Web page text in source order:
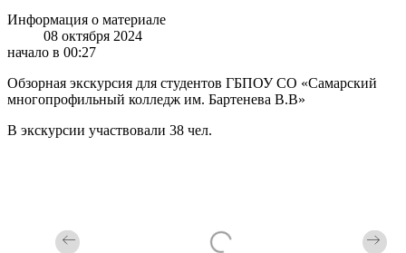
Информация о материале
08 октября 2024
начало в 00:27
Обзорная экскурсия для студентов ГБПОУ СО «Самарский
многопрофильный колледж им. Бартенева В.В»
В экскурсии участвовали 38 чел.